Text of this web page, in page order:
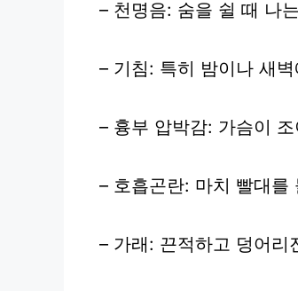
– 천명음: 숨을 쉴 때 나
– 기침: 특히 밤이나 새
– 흉부 압박감: 가슴이
– 호흡곤란: 마치 빨대를
– 가래: 끈적하고 덩어리